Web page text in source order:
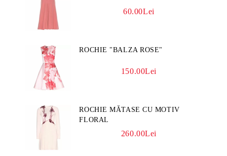
60.00Lei
ROCHIE "BALZA ROSE"
150.00Lei
ROCHIE MĂTASE CU MOTIV
FLORAL
260.00Lei